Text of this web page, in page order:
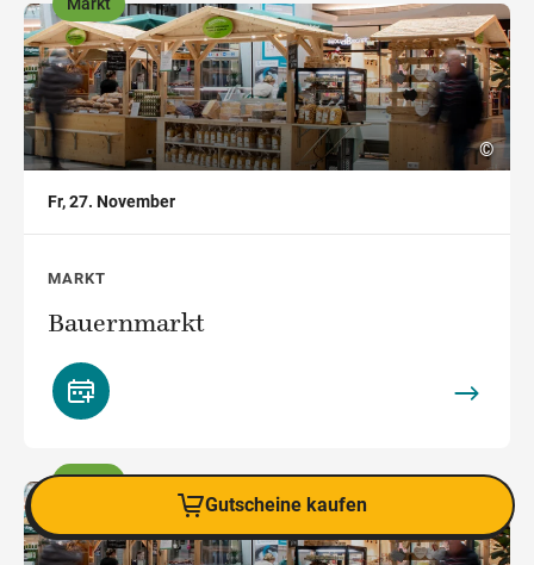
,
©
Fr, 27. November
MARKT
Bauernmarkt
,
Markt
Gutscheine kaufen